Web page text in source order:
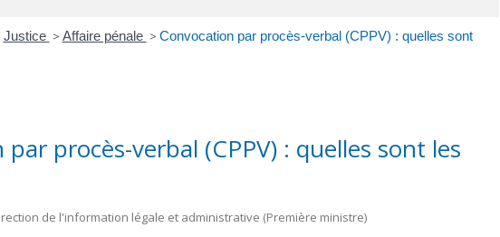
Justice > Affaire pénale > Convocation par procès-verbal (CPPV) : quelles sont
procès-verbal (CPPV) : quelles sont les
de l'information légale et administrative (Première ministre)